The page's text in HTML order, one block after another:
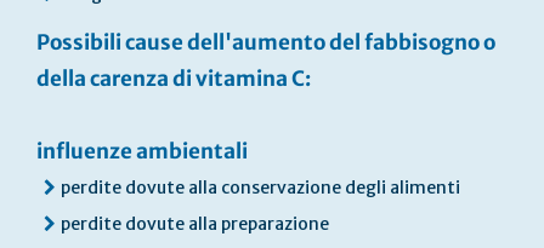
Possibili cause dell'aumento del fabbisogno o
della carenza di vitamina C:
influenze ambientali
perdite dovute alla conservazione degli alimenti
perdite dovute alla preparazione